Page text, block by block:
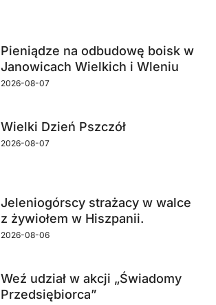
Pieniądze na odbudowę boisk w
Janowicach Wielkich i Wleniu
2026-08-07
Wielki Dzień Pszczół
2026-08-07
Jeleniogórscy strażacy w walce
z żywiołem w Hiszpanii.
2026-08-06
Weź udział w akcji „Świadomy
Przedsiębiorca”